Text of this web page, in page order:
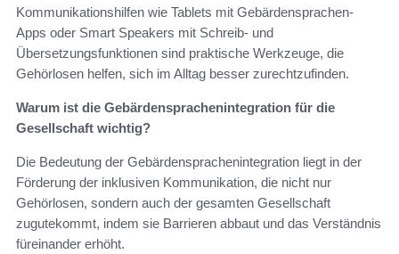
Kommunikationshilfen wie Tablets mit Gebärdensprachen-
Apps oder Smart Speakers mit Schreib- und
Übersetzungsfunktionen sind praktische Werkzeuge, die
Gehörlosen helfen, sich im Alltag besser zurechtzufinden.
Warum ist die Gebärdensprachenintegration für die
Gesellschaft wichtig?
Die Bedeutung der Gebärdensprachenintegration liegt in der
Förderung der inklusiven Kommunikation, die nicht nur
Gehörlosen, sondern auch der gesamten Gesellschaft
zugutekommt, indem sie Barrieren abbaut und das Verständnis
füreinander erhöht.